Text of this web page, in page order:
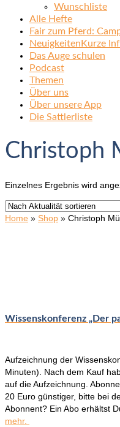
Wunschliste
Alle Hefte
Fair zum Pferd:
Neuigkeiten Kurze
Das Auge schulen
Podcast
Themen
Über uns
Über unsere App
Die Sattlerliste
Christoph
Einzelnes Ergebnis wird
Home » Shop » Christoph
Wissenskonferenz „Der
Aufzeichnung der
Minuten). Nach dem Kauf
auf die Aufzeichnung.
20 Euro günstiger, bitte bei
Abonnent? Ein Abo erhältst
mehr.